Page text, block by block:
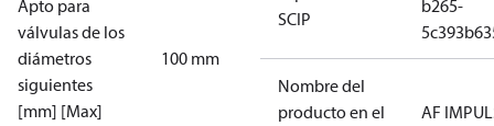
Apto para
válvulas de los
diámetros
siguientes
[mm] [Max]
100 mm
SCIP
b265-
Nombre del
producto en el
AF